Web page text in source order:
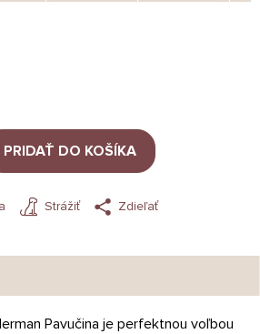
PRIDAŤ DO KOŠÍKA
Strážiť Zdieľať
Pavučina je perfektnou voľbou